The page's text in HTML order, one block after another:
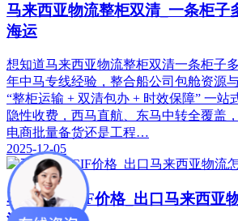
马来西亚物流整柜双清_一条柜子
海运
想知道马来西亚物流整柜双清一条柜子
年中马专线经验，整合船公司包舱资源
“整柜运输 + 双清包办 + 时效保障” 一站
隐性收费，西马直航、东马中转全覆盖
电商批量备货还是工程…
2025-12-05
马来西亚CIF价格_出口马来西亚